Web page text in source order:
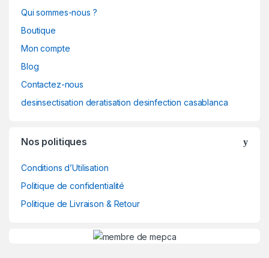
Qui sommes-nous ?
Boutique
Mon compte
Blog
Contactez-nous
desinsectisation deratisation desinfection casablanca
Nos politiques
Conditions d’Utilisation
Politique de confidentialité
Politique de Livraison & Retour